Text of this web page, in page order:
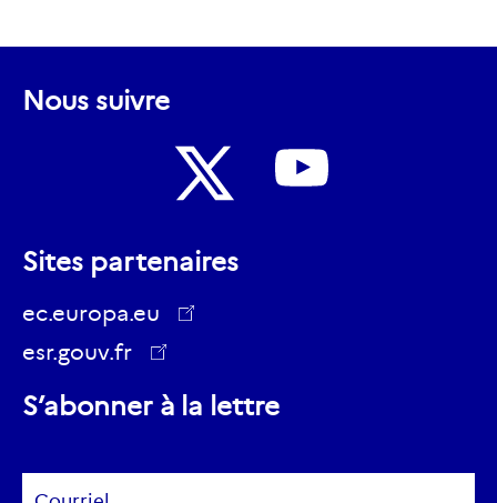
Nous suivre
suivre
sur
Sites partenaires
ec.europa.eu
esr.gouv.fr
ec.europa.eu
S’abonner à la lettre